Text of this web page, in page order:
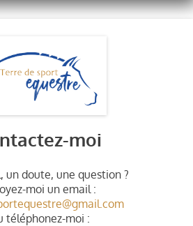
moi
un doute, une question ?
moi un email :
téléphonez-moi :